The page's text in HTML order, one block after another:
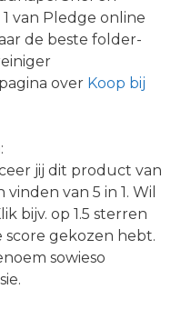
van Pledge online
de beste folder-
over Koop bij
:
jij dit product van
van 5 in 1. Wil
bijv. op 1.5 sterren
score gekozen hebt.
sowieso